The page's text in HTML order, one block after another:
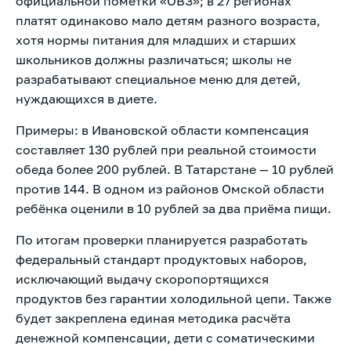
платят одинаково мало детям разного возраста,
хотя нормы питания для младших и старших
школьников должны различаться; школы не
разрабатывают специальное меню для детей,
нуждающихся в диете.
Примеры: в Ивановской области компенсация
составляет 130 рублей при реальной стоимости
обеда более 200 рублей. В Татарстане — 10 рублей
против 144. В одном из районов Омской области
ребёнка оценили в 10 рублей за два приёма пищи.
По итогам проверки планируется разработать
федеральный стандарт продуктовых наборов,
исключающий выдачу скоропортящихся
продуктов без гарантии холодильной цепи. Также
будет закреплена единая методика расчёта
денежной компенсации, дети с соматическими